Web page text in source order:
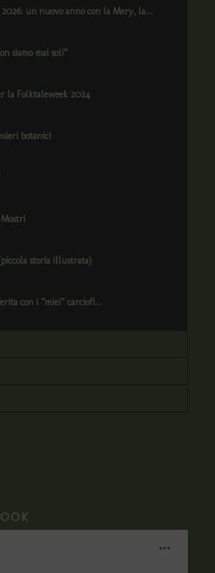
un nuovo anno con la Mery, la...
siamo mai soli”
la Folktaleweek 2024
botanici
storia illustrata)
con i “miei” carciofi...